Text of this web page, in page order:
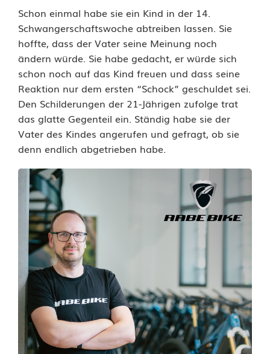
o
r
v
o
m
E
x
Schon einmal habe sie ein Kind in der 14.
Schwangerschaftswoche abtreiben lassen. Sie
hoffte, dass der Vater seine Meinung noch
ändern würde. Sie habe gedacht, er würde sich
schon noch auf das Kind freuen und dass seine
Reaktion nur dem ersten “Schock” geschuldet sei.
Den Schilderungen der 21-Jährigen zufolge trat
das glatte Gegenteil ein. Ständig habe sie der
Vater des Kindes angerufen und gefragt, ob sie
denn endlich abgetrieben habe.